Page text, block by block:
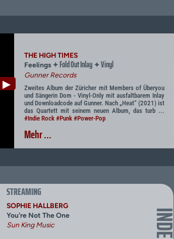
▶
THE HIGH TIMES
Feelings ✦Fold Out Inlay✦Vinyl
Gunner Records
Zweites Album der Züricher mit Members of Überyou
und Sängerin Dom - Vinyl-Only mit ausfaltbarem Inlay
und Downloadcode auf Gunner. Nach „Heat“ (2021) ist
das Quartett mit seinem neuen Album, das turb ...
#Indie Rock #Punk #Power-Pop
Mehr ...
STREAMING
SOPHIE HALLBERG
You're Not The One
Sun King Music